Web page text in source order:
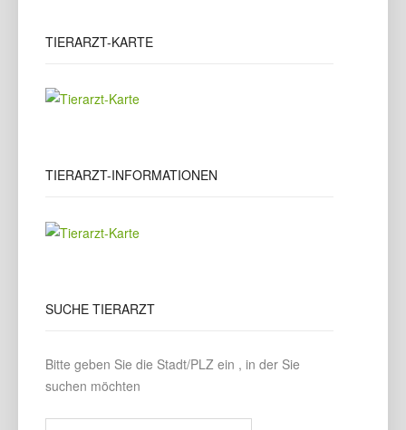
TIERARZT-KARTE
TIERARZT-INFORMATIONEN
SUCHE TIERARZT
Bitte geben Sie die Stadt/PLZ ein , in der Sie
suchen möchten